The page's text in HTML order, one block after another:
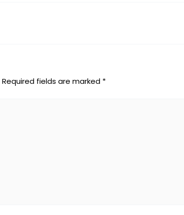
Required fields are marked *